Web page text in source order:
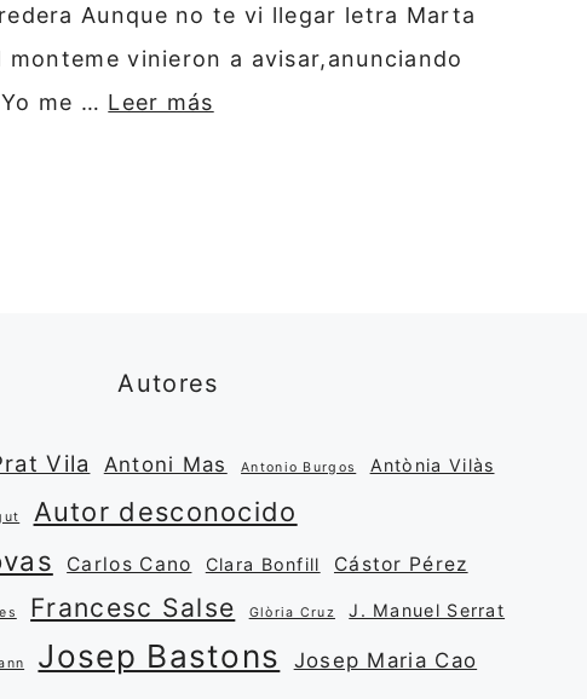
Aunque no te vi llegar letra Marta
vinieron a avisar,anunciando
me … Leer más
Autores
Vila Antoni Mas Antonio Burgos Antònia Vilàs
Autor desconocido
Carlos Cano Clara Bonfill Cástor Pérez
Francesc Salse Glòria Cruz J. Manuel Serrat
Josep Bastons Josep Maria Cao